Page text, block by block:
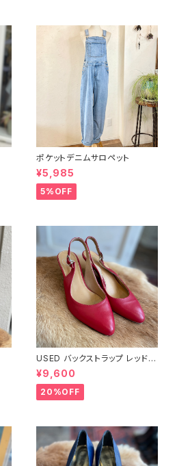
ポケットデニムサロペット
¥5,985
5%OFF
USED バックストラップ レッド
パンプス
¥9,600
20%OFF